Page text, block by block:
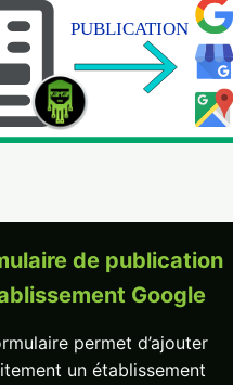
de publication
Google
permet d’ajouter
un établissement